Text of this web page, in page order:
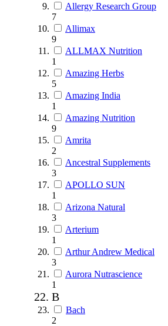
Allergy Research Group
7
Allimax
9
ALLMAX Nutrition
1
Amazing Herbs
5
Amazing India
1
Amazing Nutrition
9
Amrita
2
Ancestral Supplements
3
APOLLO SUN
1
Arizona Natural
3
Arterium
1
Arthur Andrew Medical
3
Aurora Nutrascience
1
B
Bach
2